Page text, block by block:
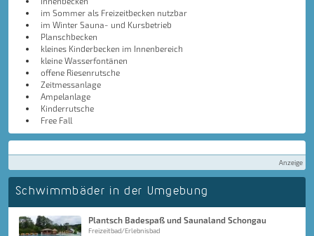
im Sommer als Freizeitbecken nutzbar
im Winter Sauna- und Kursbetrieb
Planschbecken
kleines Kinderbecken im Innenbereich
kleine Wasserfontänen
offene Riesenrutsche
Zeitmessanlage
Ampelanlage
Kinderrutsche
Free Fall
Anzeige
Schwimmbäder in der Umgebung
Plantsch Badespaß und Saunaland Schongau
Freizeitbad/Erlebnisbad